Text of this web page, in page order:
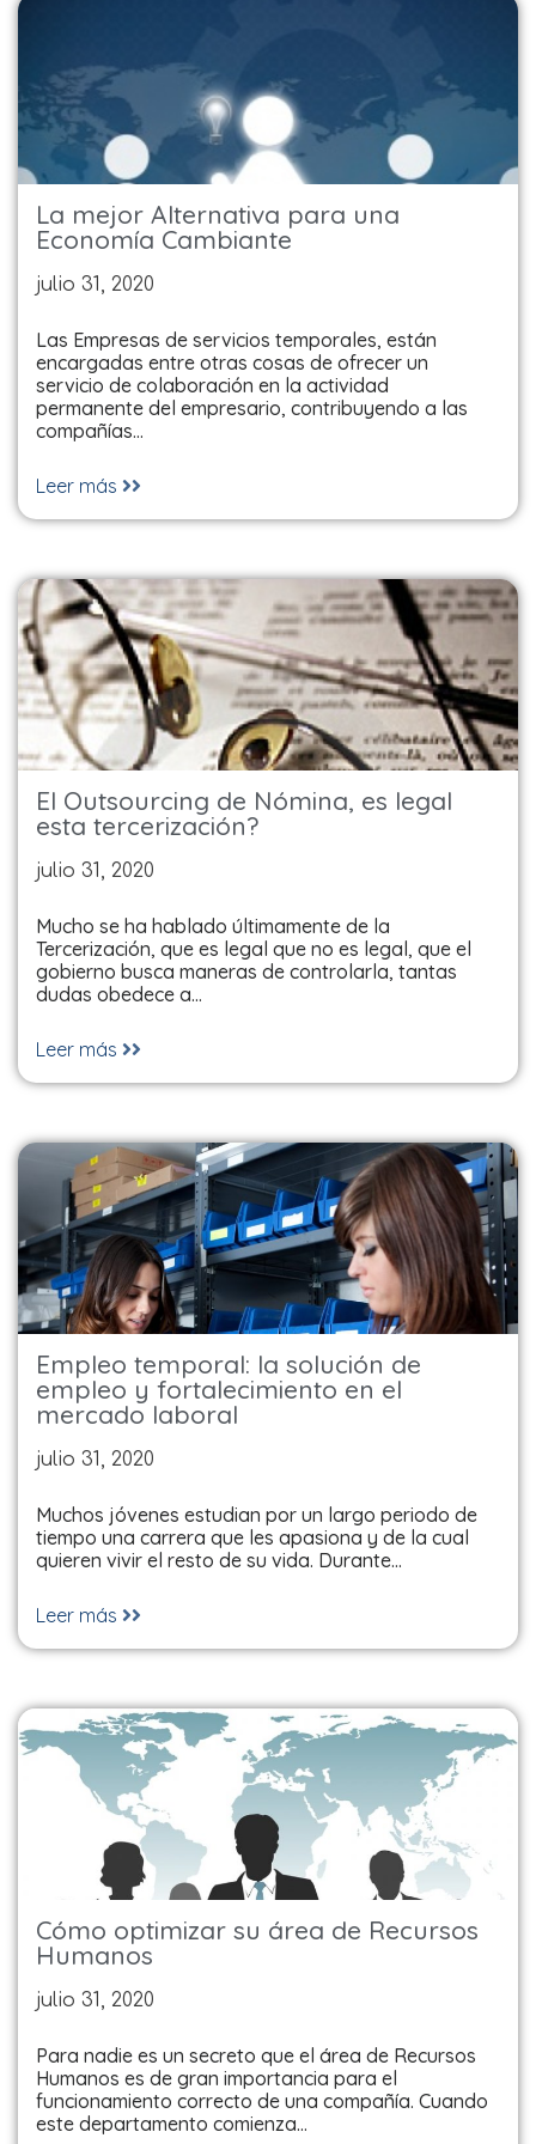
La mejor Alternativa para una
Economía Cambiante
julio 31, 2020
Las Empresas de servicios temporales, están
encargadas entre otras cosas de ofrecer un
servicio de colaboración en la actividad
permanente del empresario, contribuyendo a las
compañías…
Leer más
El Outsourcing de Nómina, es legal
esta tercerización?
julio 31, 2020
Mucho se ha hablado últimamente de la
Tercerización, que es legal que no es legal, que el
gobierno busca maneras de controlarla, tantas
dudas obedece a…
Leer más
Empleo temporal: la solución de
empleo y fortalecimiento en el
mercado laboral
julio 31, 2020
Muchos jóvenes estudian por un largo periodo de
tiempo una carrera que les apasiona y de la cual
quieren vivir el resto de su vida. Durante…
Leer más
Cómo optimizar su área de Recursos
Humanos
julio 31, 2020
Para nadie es un secreto que el área de Recursos
Humanos es de gran importancia para el
funcionamiento correcto de una compañía. Cuando
este departamento comienza…